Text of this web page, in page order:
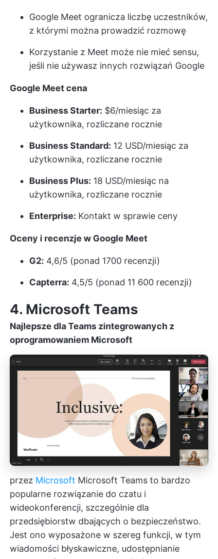
Google Meet ogranicza liczbę uczestników,
z którymi można prowadzić rozmowę
Korzystanie z Meet może nie mieć sensu,
jeśli nie używasz innych rozwiązań Google
Google Meetcena
Business Starter: $6/miesiąc za
użytkownika, rozliczane rocznie
Business Standard: 12 USD/miesiąc za
użytkownika, rozliczane rocznie
Business Plus: 18 USD/miesiąc na
użytkownika, rozliczane rocznie
Enterprise: Kontakt w sprawie ceny
Oceny i recenzje w Google Meet
G2: 4,6/5 (ponad 1700 recenzji)
Capterra: 4,5/5 (ponad 11 600 recenzji)
4. Microsoft Teams
Najlepsze dla Teams zintegrowanych z
oprogramowaniem Microsoft
przez Microsoft Microsoft Teams to bardzo
popularne rozwiązanie do czatu i
wideokonferencji, szczególnie dla
przedsiębiorstw dbających o bezpieczeństwo.
Jest ono wyposażone w szereg funkcji, w tym
wiadomości błyskawiczne, udostępnianie